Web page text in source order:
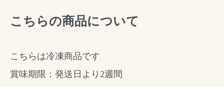
こちらの商品について
こちらは冷凍商品です
賞味期限：発送日より2週間